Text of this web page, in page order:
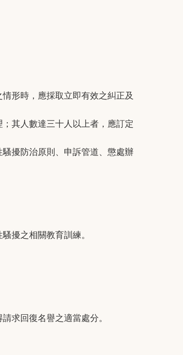
形時，應採取立即有效之糾正及
其人數達三十人以上者，應訂定
擾防治原則、申訴管道、懲處辦
擾之相關教育訓練。
求回復名譽之適當處分。